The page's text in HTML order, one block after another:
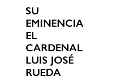
SU
EMINENCIA
EL
CARDENAL
LUIS JOSÉ
RUEDA